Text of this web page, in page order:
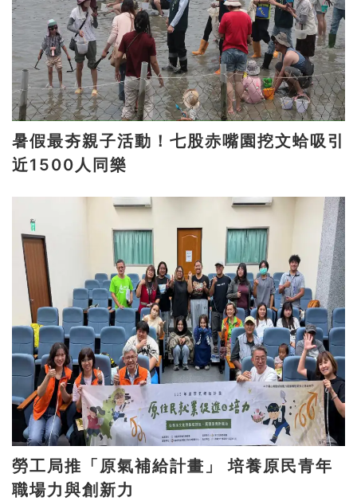
暑假最夯親子活動！七股赤嘴園挖文蛤吸引
近1500人同樂
勞工局推「原氣補給計畫」 培養原民青年
職場力與創新力